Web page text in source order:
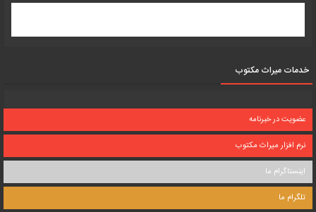
خدمات میراث مکتوب
عضویت در خبرنامه
نرم افزار میراث مکتوب
اینستاگرام ما
تلگرام ما